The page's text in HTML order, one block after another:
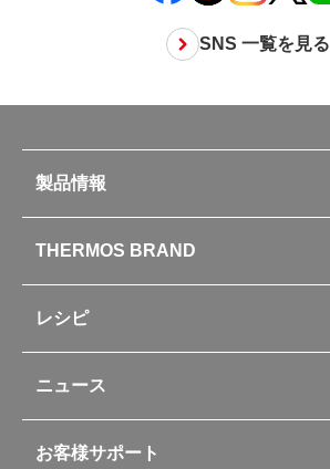
SNS 一覧を見る
製品情報
水筒
お弁当
キッチン用品
ポット・アイスペール
コーヒーメーカー
ソフトクーラー・バッグ
THERMOS BRAND
レシピ
フライパンレシピ
シャトルシェフレシピ
スープジャーレシピ
ニュース
お客様サポート